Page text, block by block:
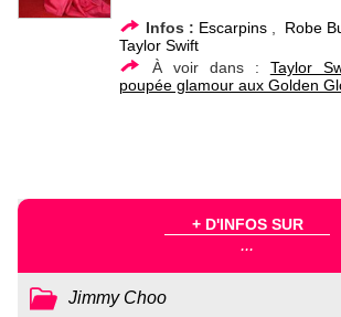
Infos : Escarpins, Robe
Taylor Swift
À voir dans : Taylor
poupée glamour aux Golden
+ D'INFOS SUR
...
Jimmy Choo